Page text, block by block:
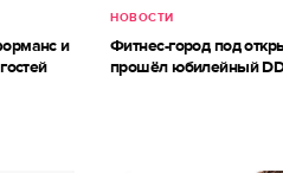
и
НОВОСТИ
Фитнес-город под
прошёл юбилейный